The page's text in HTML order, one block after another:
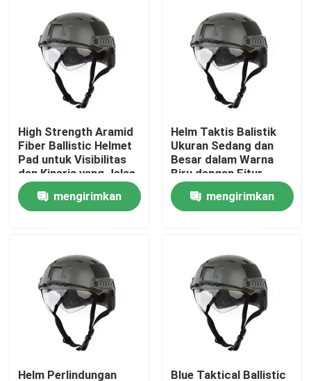
Produk
video
Tentang Kami
Tur Pabrik
Kontrol Kualitas
Minta Kutipan
Pakaian Taktis Militer
Rompi anti peluru taktis militer
High Strength Aramid
Fiber Ballistic Helmet
Pad untuk Visibilitas
dan Kinerja yang Jelas
mengirimkan
Helm Taktis Balistik
Ukuran Sedang dan
Besar dalam Warna
Biru dengan Fitur
Tahan Air
mengirimkan
Helm Perlindungan Blue Taktical Ballistic